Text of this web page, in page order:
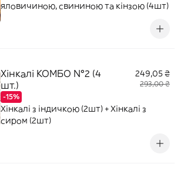
яловичиною, свининою та кінзою (4шт)
Хінкалі КОМБО №2 (4
шт.)
-15%
249,05 ₴
293,00 ₴
Хінкалі з індичкою (2шт) + Хінкалі з
сиром (2шт)